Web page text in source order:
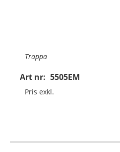
Art nr: 5505EM
Trappa
Material:Guldanodiserad
Pris exkl.